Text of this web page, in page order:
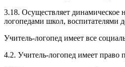
3.18. Осуществляет динамическое
логопедами школ, воспитателями
Учитель-логопед имеет все
4.2. Учитель-логопед имеет